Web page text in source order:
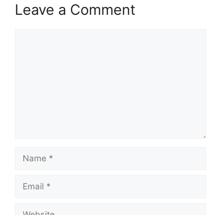
Leave a Comment